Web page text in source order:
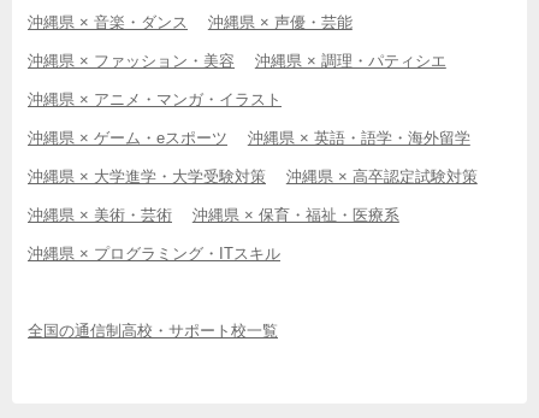
沖縄県 × 音楽・ダンス 沖縄県 × 声優・芸能
沖縄県 × ファッション・美容 沖縄県 × 調理・パティシエ
沖縄県 × アニメ・マンガ・イラスト
沖縄県 × ゲーム・eスポーツ 沖縄県 × 英語・語学・海外留学
沖縄県 × 大学進学・大学受験対策 沖縄県 × 高卒認定試験対策
沖縄県 × 美術・芸術 沖縄県 × 保育・福祉・医療系
沖縄県 × プログラミング・ITスキル
全国の通信制高校・サポート校一覧